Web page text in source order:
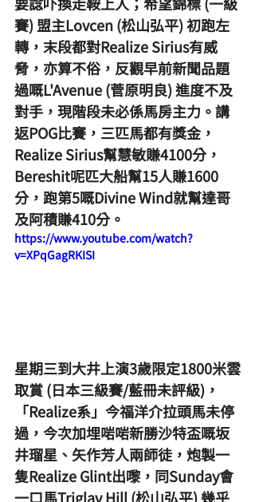
賽) 盟主Lovcen (松山弘平) 初跑左
轉，末段都對Realize Sirius有威
脅，亦算不俗，反觀早前新聞品題
過嘅L'Avenue (菅原明良) 進度不及
對手，現階段未必係馬房主力。講
返POG比賽，三匹馬都有獎金，
Realize Sirius幫慧敏賺4100分，
Bereshit呢匹大船幫15人賺1600
分，跑第5嘅Divine Wind就幫達哥
及阿積賺410分。
https://www.youtube.com/watch?
v=XPqGagRKISI
星期三到大井上演3歲限定1800米雲
取賞 (日本三級賽/藍冊未評級)，
「Realize系」今福洋介拉頭馬未停
過，今次加埋啱啱新勝沙特盃嘅坂
井瑠星、矢作芳人兩師徒，炮製一
隻Realize Glint出嚟，同Sunday會
一口馬Triglav Hill (松山弘平) 幾乎